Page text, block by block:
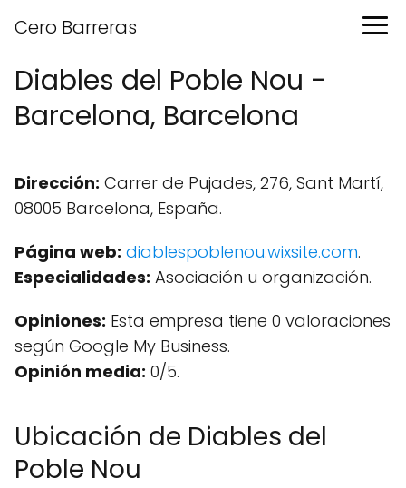
Cero Barreras
Diables del Poble Nou -
Barcelona, Barcelona
Dirección: Carrer de Pujades, 276, Sant Martí,
08005 Barcelona, España.
Página web: diablespoblenou.wixsite.com.
Especialidades: Asociación u organización.
Opiniones: Esta empresa tiene 0 valoraciones
según Google My Business.
Opinión media: 0/5.
Ubicación de Diables del
Poble Nou